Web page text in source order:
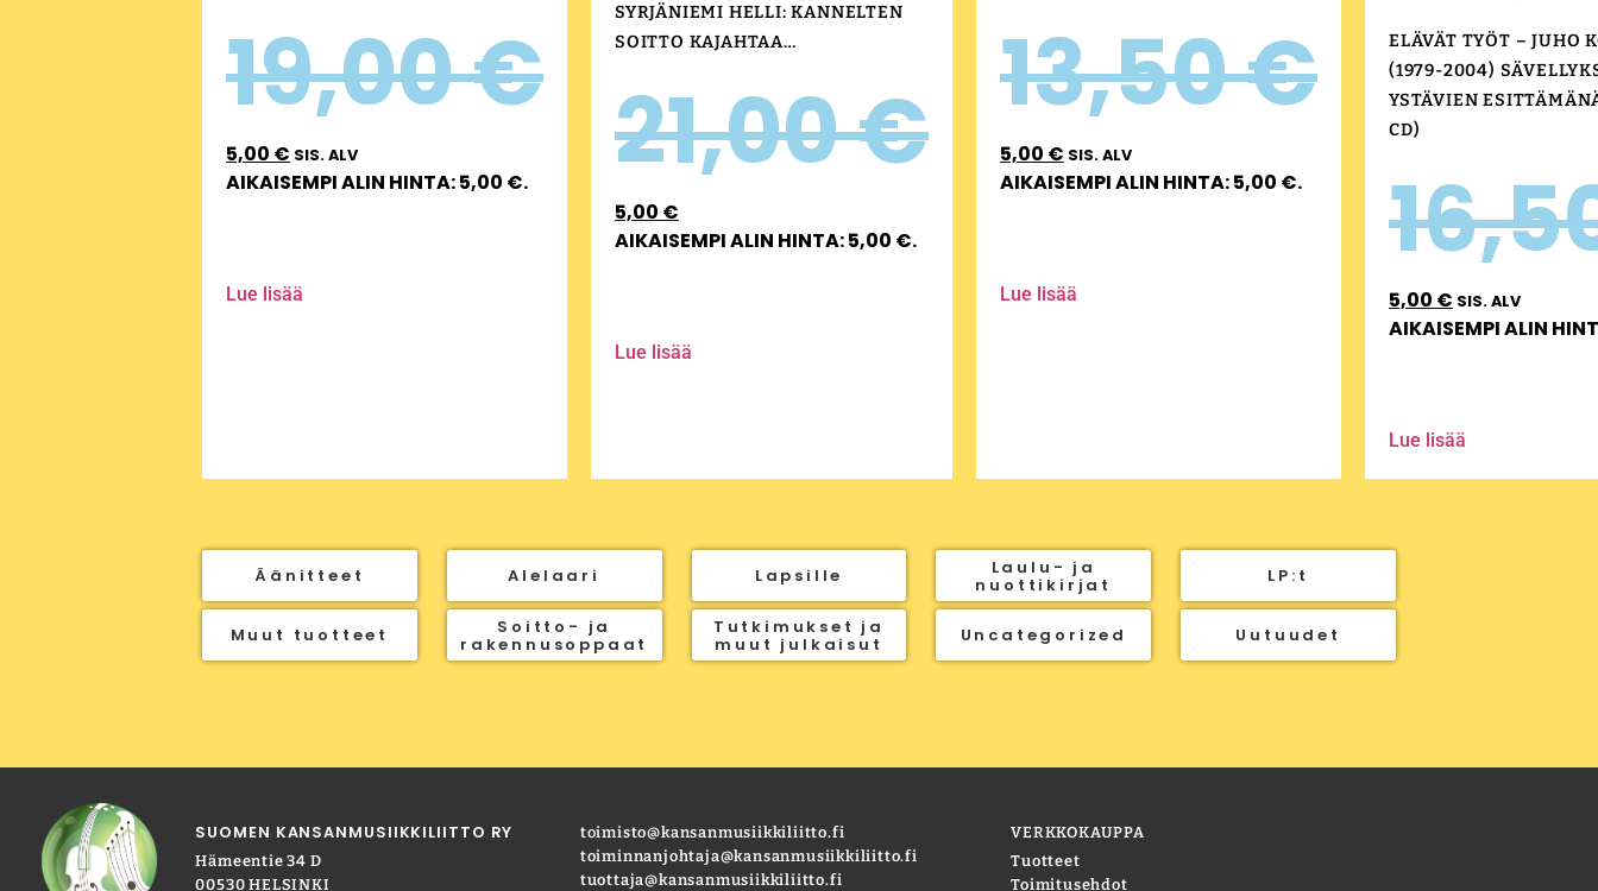
19,00€
5,00 € SIS. ALV
AIKAISEMPI ALIN HINTA:5,00 €.
Lue lisää
SYRJÄNIEMI HELLI: KANNELTEN
SOITTO KAJAHTAA…
21,00€
5,00 €
AIKAISEMPI ALIN HINTA:5,00 €.
Lue lisää
13,50€
5,00 € SIS. ALV
AIKAISEMPI ALIN HINTA:5,00 €.
Lue lisää
ELÄVÄT TYÖT – JUHO
(1979-2004)
YSTÄVIEN
CD)
5,00 € SIS. ALV
AIKAISEMPI ALIN
Lue lisää
Äänitteet Alelaari Lapsille Laulu- ja
nuottikirjat LP:t
Muut tuotteet Soitto- ja
rakennusoppaat
Tutkimukset ja
muut julkaisut Uncategorized Uutuudet
SUOMEN KANSANMUSIIKKILIITTO RY
Hämeentie 34 D
00530 HELSINKI
toimisto@kansanmusiikkiliitto.fi
toiminnanjohtaja@kansanmusiikkiliitto.fi
tuottaja@kansanmusiikkiliitto.fi
VERKKOKAUPPA
Tuotteet
Toimitusehdot